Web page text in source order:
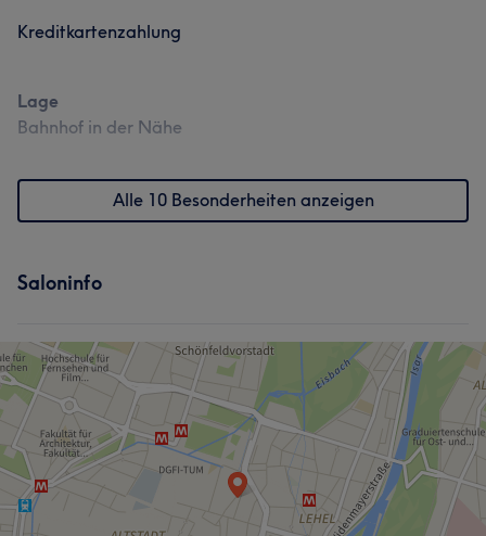
Kreditkartenzahlung
Lage
Bahnhof in der Nähe
Alle 10 Besonderheiten anzeigen
Saloninfo